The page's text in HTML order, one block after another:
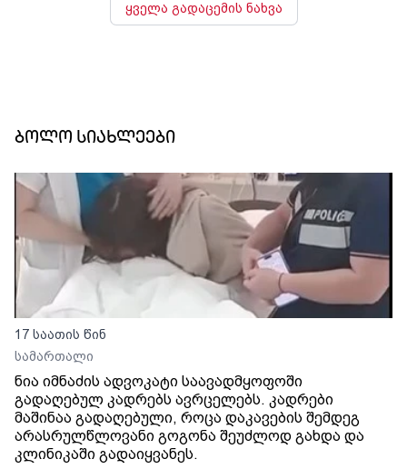
ყველა გადაცემის ნახვა
ბოლო სიახლეები
17 საათის წინ
სამართალი
ნია იმნაძის ადვოკატი საავადმყოფოში
გადაღებულ კადრებს ავრცელებს. კადრები
მაშინაა გადაღებული, როცა დაკავების შემდეგ
არასრულწლოვანი გოგონა შეუძლოდ გახდა და
კლინიკაში გადაიყვანეს.